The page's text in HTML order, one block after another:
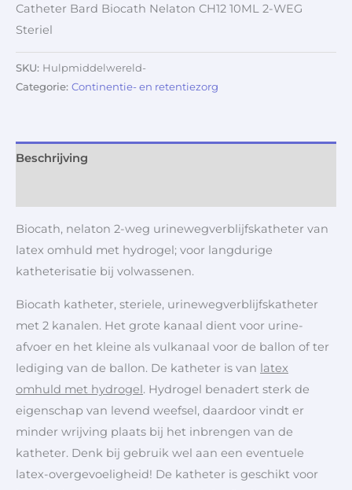
Catheter Bard Biocath Nelaton CH12 10ML 2-WEG
Steriel
SKU: Hulpmiddelwereld-
Categorie: Continentie- en retentiezorg
Beschrijving
Biocath, nelaton 2-weg urinewegverblijfskatheter van
latex omhuld met hydrogel; voor langdurige
katheterisatie bij volwassenen.
Biocath katheter, steriele, urinewegverblijfskatheter
met 2 kanalen. Het grote kanaal dient voor urine-
afvoer en het kleine als vulkanaal voor de ballon of ter
lediging van de ballon. De katheter is van latex
omhuld met hydrogel. Hydrogel benadert sterk de
eigenschap van levend weefsel, daardoor vindt er
minder wrijving plaats bij het inbrengen van de
katheter. Denk bij gebruik wel aan een eventuele
latex-overgevoeligheid! De katheter is geschikt voor